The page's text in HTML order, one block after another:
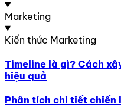
Marketing
Kiến thức Marketing
Timeline là gì? Cách
hiệu quả
Phân tích chi tiết